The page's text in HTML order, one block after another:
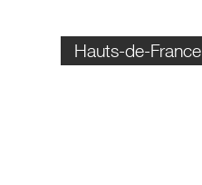
Hauts-de-France